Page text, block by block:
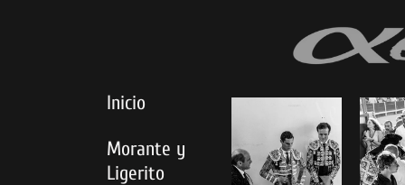
Inicio
Morante y
Ligerito